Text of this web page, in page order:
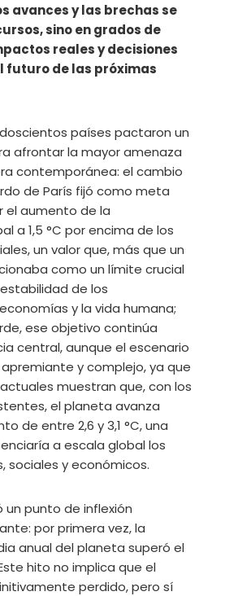
avances y las brechas se
sino en grados de
reales y decisiones
futuro de las próximas
doscientos países pactaron un
afrontar la mayor amenaza
contemporánea: el cambio
de París fijó como meta
el aumento de la
a 1,5 °C por encima de los
un valor que, más que un
como un límite crucial
de los
y la vida humana;
ese objetivo continúa
central, aunque el escenario
y complejo, ya que
muestran que, con los
el planeta avanza
de entre 2,6 y 3,1 °C, una
a escala global los
sociales y económicos.
un punto de inflexión
por primera vez, la
anual del planeta superó el
hito no implica que el
perdido, pero sí